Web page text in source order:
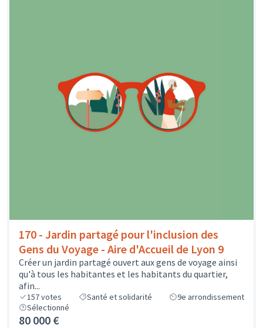
170 - Jardin partagé pour l'inclusion des
Gens du Voyage - Aire d'Accueil de Lyon 9
Créer un jardin partagé ouvert aux gens de voyage ainsi
qu'à tous les habitantes et les habitants du quartier,
afin...
157votes Santé et solidarité
9e arrondissement
Sélectionné
80 000 €